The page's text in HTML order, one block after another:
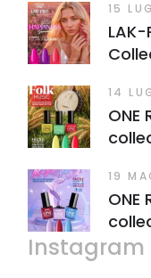
15
LAK-
14
ONE
19
ONE
Instagram